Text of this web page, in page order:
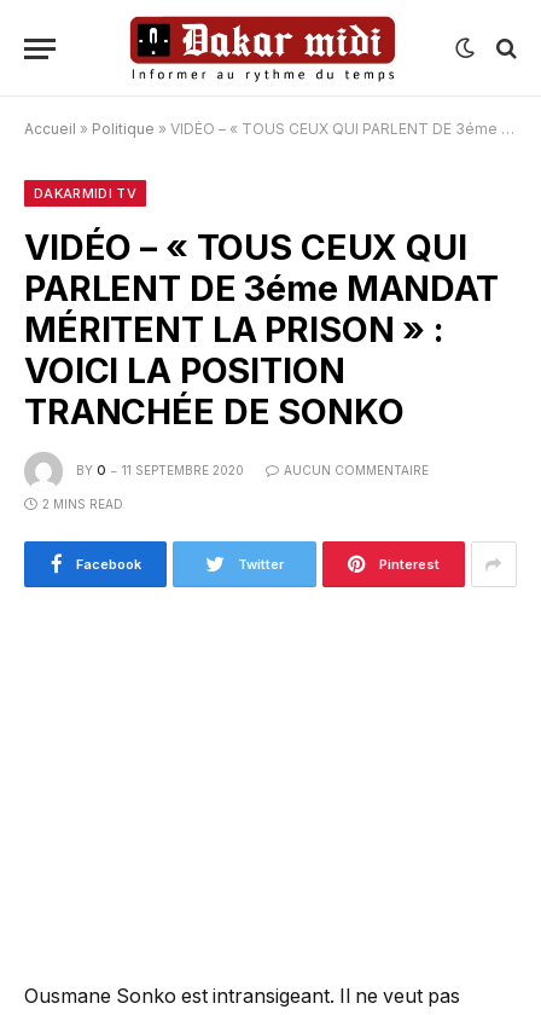
Accueil » Politique » VIDÉO – « TOUS CEUX QUI PARLENT DE 3éme MANDAT MÉRITENT LA PRISON » : VOICI LA POSITION TRANCHÉE DE SONKO
DAKARMIDI TV
VIDÉO – « TOUS CEUX QUI
PARLENT DE 3éme MANDAT
MÉRITENT LA PRISON » :
VOICI LA POSITION
TRANCHÉE DE SONKO
BY O 11 SEPTEMBRE 2020 AUCUN COMMENTAIRE
2 MINS READ
Facebook Twitter Pinterest
Ousmane Sonko est intransigeant. Il ne veut pas